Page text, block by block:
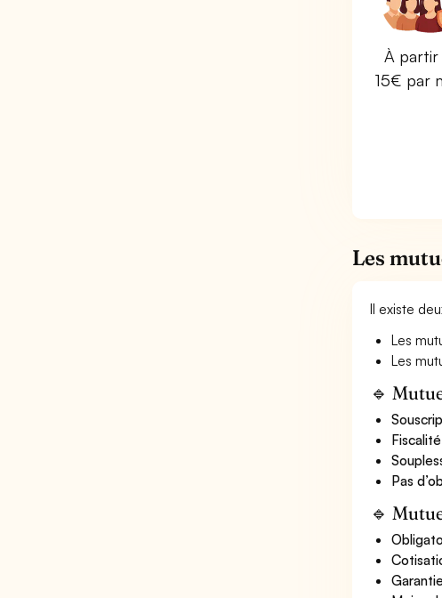
À partir
15€ par
Les
Il existe
Les
Les
🔹
Pas
🔹